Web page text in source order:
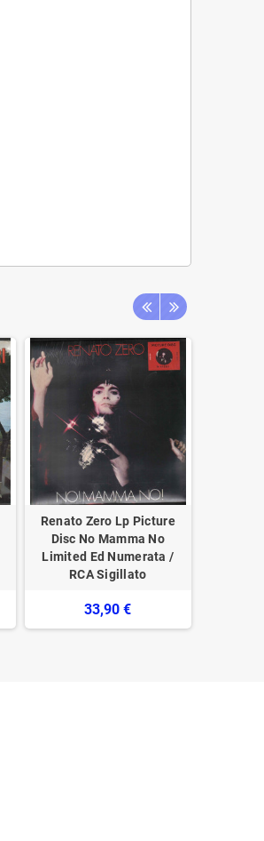
Renato Zero Lp Picture
Disc No Mamma No
Limited Ed Numerata /
RCA Sigillato
33,90 €